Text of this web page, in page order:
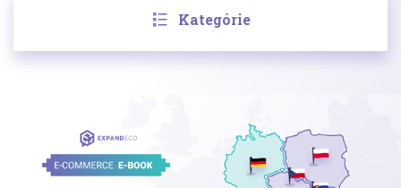
Kategórie